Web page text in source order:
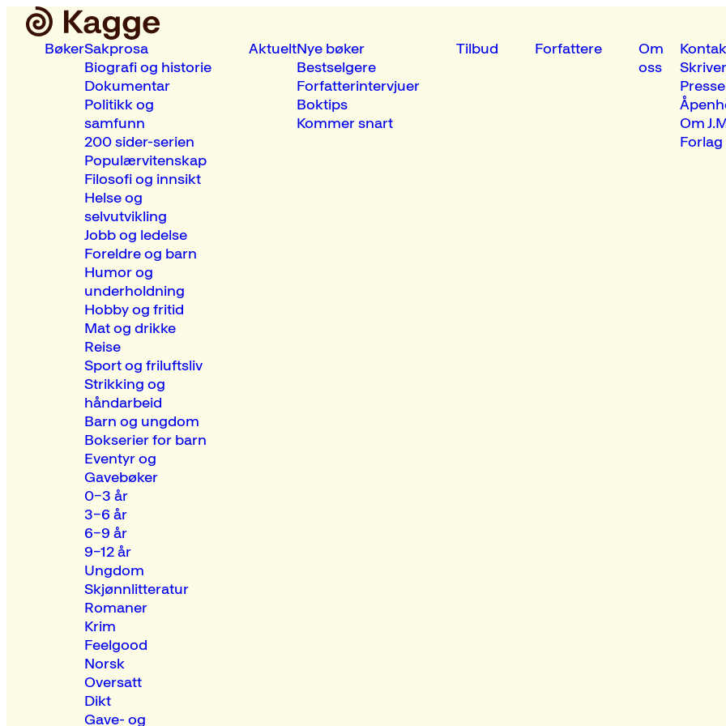
BøkerSakprosa
Biografi og historie
Dokumentar
Politikk og
samfunn
200 sider-serien
Populærvitenskap
Filosofi og innsikt
Helse og
selvutvikling
Jobb og ledelse
Foreldre og barn
Humor og
underholdning
Hobby og fritid
Mat og drikke
Reise
Sport og friluftsliv
Strikking og
håndarbeid
Barn og ungdom
Bokserier for barn
Eventyr og
Gavebøker
0–3 år
3–6 år
6–9 år
9–12 år
Ungdom
Skjønnlitteratur
Romaner
Krim
Feelgood
Norsk
Oversatt
Dikt
Gave- og
AktueltNye bøker
Bestselgere
Forfatterintervjuer
Boktips
Kommer snart
Tilbud Forfattere
Om
oss
Presse
Om
Forlag